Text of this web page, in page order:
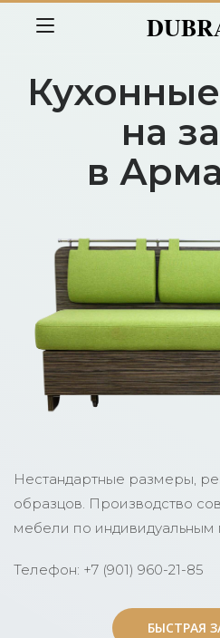
на
в
Нестандартные размеры,
образцов. Производство
мебели по индивидуальным
Телефон: +7 (901) 960-21-85
БЫСТРАЯ
БЫСТРАЯ